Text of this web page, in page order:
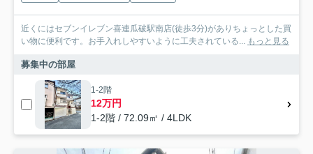
近くにはセブンイレブン喜連瓜破駅南店(徒歩3分)がありちょっとした買
い物に便利です。お手入れしやすいように工夫されている... もっと見る
募集中の部屋
1-2階
12万円
1-2階 / 72.09㎡ / 4LDK